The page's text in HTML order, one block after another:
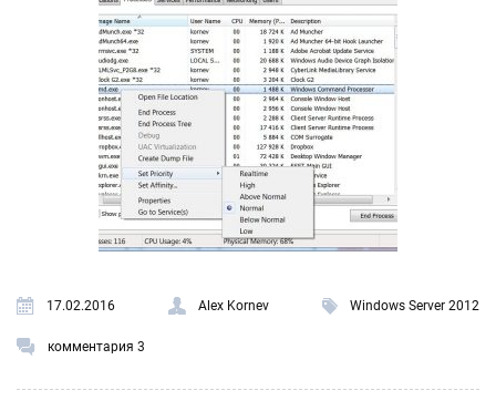
17.02.2016 Alex Kornev Windows Server 2012
комментария 3